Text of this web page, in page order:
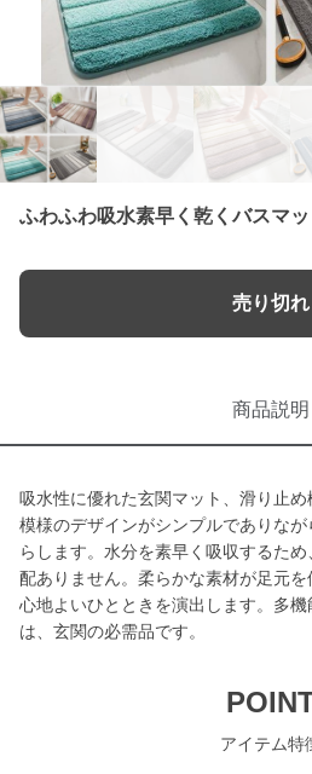
ふわふわ吸水素早く乾くバスマッ
売り切れ
商品説明
吸水性に優れた玄関マット、滑り止
模様のデザインがシンプルでありな
らします。水分を素早く吸収するた
配ありません。柔らかな素材が足元
心地よいひとときを演出します。多
は、玄関の必需品です。
アイテム特